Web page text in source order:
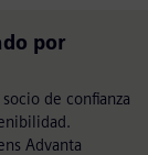
por
de confianza
Advanta